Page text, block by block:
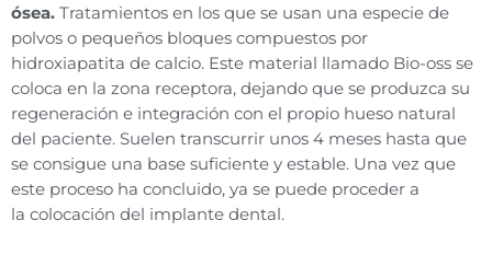
ósea. Tratamientos en los que se usan una especie de
polvos o pequeños bloques compuestos por
hidroxiapatita de calcio. Este material llamado Bio-oss se
coloca en la zona receptora, dejando que se produzca su
regeneración e integración con el propio hueso natural
del paciente. Suelen transcurrir unos 4 meses hasta que
se consigue una base suficiente y estable. Una vez que
este proceso ha concluido, ya se puede proceder a
la colocación del implante dental.